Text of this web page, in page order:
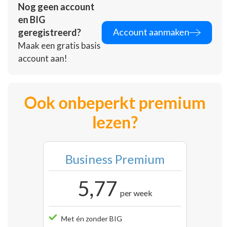
Nog geen account
en BIG
geregistreerd?
Maak een gratis basis
account aan!
Account aanmaken
Ook onbeperkt premium
lezen?
Business Premium
5,77 per week
Met én zonder BIG